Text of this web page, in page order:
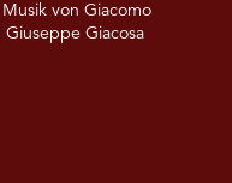
von Giacomo
Giacosa